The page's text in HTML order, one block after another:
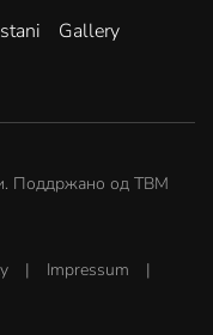
Gallery
Поддржано од ТВМ
| Impressum |